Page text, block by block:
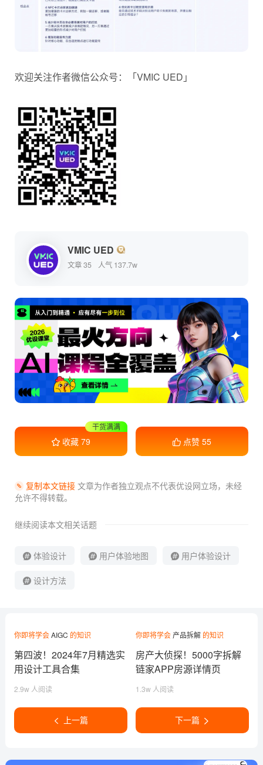
欢迎关注作者微信公众号：「VMIC UED」
VMIC UED
文章 35 人气 137.7w
收藏 79
干货满满
收藏学习
点赞 55
复制本文链接文章为作者独立观点不代表优设网立场， 未经
允许不得转载。
继续阅读本文相关话题
体验设计 用户体验地图 用户体验设计
设计方法
你即将学会AIGC 的知识
第四波！2024年7月精选实
用设计工具合集
2.9w 人阅读
上一篇
你即将学会 产品拆解 的知识
房产大侦探！5000字拆解
链家APP房源详情页
1.3w 人阅读
下一篇